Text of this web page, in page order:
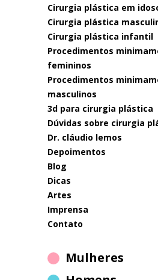
cirurgia plástica em
cirurgia plástica
cirurgia plástica infantil
procedimentos minimamente invasivos
femininos
procedimentos minimamente invasivos
masculinos
3d para cirurgia plástica
dúvidas sobre cirurgia
dr. cláudio lemos
depoimentos
blog
dicas
artes
imprensa
contato
Mulheres